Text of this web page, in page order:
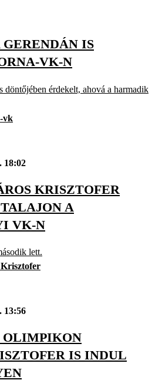
IS
VK-N
döntőjében érdekelt, ahová a harmadik
vk
18:02
KRISZTOFER
A
VK-N
lett.
13:56
OLIMPIKON
IS INDUL